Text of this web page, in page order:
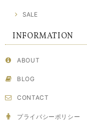
SALE
INFORMATION
ABOUT
BLOG
CONTACT
プライバシーポリシー